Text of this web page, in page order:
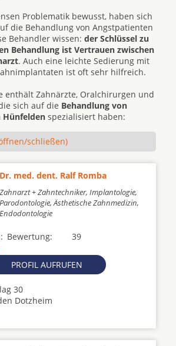
Problematik bewusst, haben sich
die Behandlung von Angstpatienten
Behandler wissen: der Schlüssel zu
Behandlung ist Vertrauen zwischen
. Auch eine leichte Sedierung mit
ist oft sehr hilfreich.
enthält Zahnärzte, Oralchirurgen und
sich auf die Behandlung von
Hünfelden spezialisiert haben:
schließen)
Dr. med. dent. Ralf Romba
Zahnarzt + Zahntechniker, Implantologie,
Parodontologie, Ästhetische Zahnmedizin,
Endodontologie
39
Bewertung:
PROFIL AUFRUFEN
30
Dotzheim